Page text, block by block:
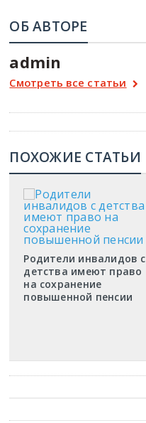
ОБ АВТОРЕ
admin
Смотреть все статьи
ПОХОЖИЕ СТАТЬИ
Родители инвалидов с
детства имеют право
на сохранение
повышенной пенсии